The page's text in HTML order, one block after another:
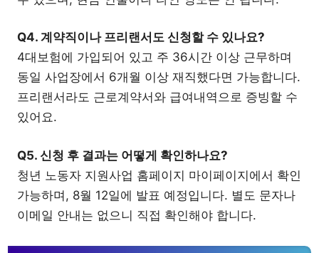
Q4. 계약직이나 프리랜서도 신청할 수 있나요?
4대보험에 가입되어 있고 주 36시간 이상 근무하며
동일 사업장에서 6개월 이상 재직했다면 가능합니다.
프리랜서라도 근로계약서와 급여내역으로 증빙할 수
있어요.
Q5. 신청 후 결과는 어떻게 확인하나요?
청년 노동자 지원사업 홈페이지 마이페이지에서 확인
가능하며, 8월 12일에 발표 예정입니다. 별도 문자나
이메일 안내는 없으니 직접 확인해야 합니다.